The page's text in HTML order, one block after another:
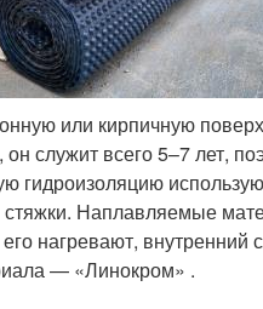
или кирпичную
служит всего 5–7 лет,
гидроизоляцию
Наплавляемые
нагревают, внутренний
— «Линокром» .